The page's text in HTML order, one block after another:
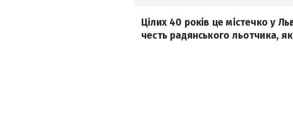
Цілих 40 років це містечко у
честь радянського льотчика,